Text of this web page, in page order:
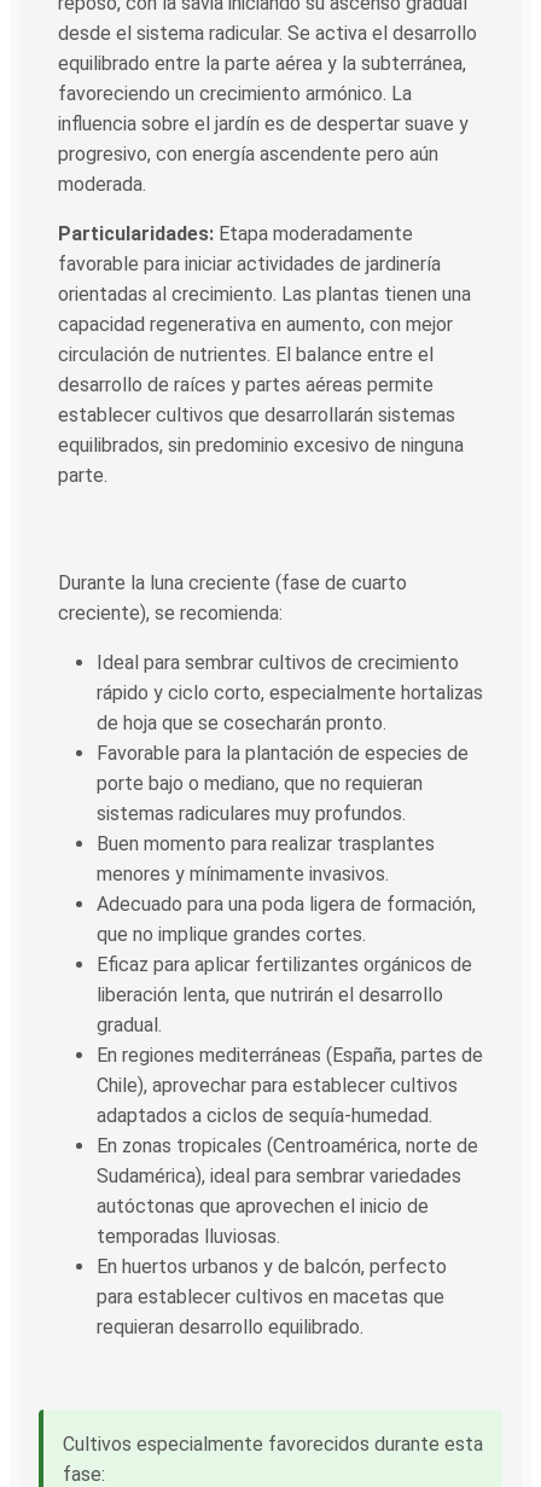
desde el sistema radicular. Se activa el desarrollo
equilibrado entre la parte aérea y la subterránea,
favoreciendo un crecimiento armónico. La
influencia sobre el jardín es de despertar suave y
progresivo, con energía ascendente pero aún
moderada.
Particularidades: Etapa moderadamente
favorable para iniciar actividades de jardinería
orientadas al crecimiento. Las plantas tienen una
capacidad regenerativa en aumento, con mejor
circulación de nutrientes. El balance entre el
desarrollo de raíces y partes aéreas permite
establecer cultivos que desarrollarán sistemas
equilibrados, sin predominio excesivo de ninguna
parte.
Durante la luna creciente (fase de cuarto
creciente), se recomienda:
Ideal para sembrar cultivos de crecimiento
rápido y ciclo corto, especialmente hortalizas
de hoja que se cosecharán pronto.
Favorable para la plantación de especies de
porte bajo o mediano, que no requieran
sistemas radiculares muy profundos.
Buen momento para realizar trasplantes
menores y mínimamente invasivos.
Adecuado para una poda ligera de formación,
que no implique grandes cortes.
Eficaz para aplicar fertilizantes orgánicos de
liberación lenta, que nutrirán el desarrollo
gradual.
En regiones mediterráneas (España, partes de
Chile), aprovechar para establecer cultivos
adaptados a ciclos de sequía-humedad.
En zonas tropicales (Centroamérica, norte de
Sudamérica), ideal para sembrar variedades
autóctonas que aprovechen el inicio de
temporadas lluviosas.
En huertos urbanos y de balcón, perfecto
para establecer cultivos en macetas que
requieran desarrollo equilibrado.
Cultivos especialmente favorecidos durante esta
fase: